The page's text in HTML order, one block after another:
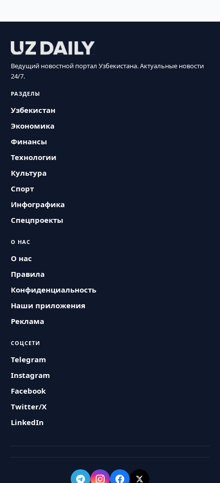
Ведущий новостной портал Узбекистана. Актуальные новости
24/7.
РАЗДЕЛЫ
Узбекистан
Экономика
Финансы
Технологии
Культура
Спорт
Инфографика
Спецпроекты
О НАС
О нас
Правила
Конфиденциальность
Наши приложения
Реклама
СОЦСЕТИ
Telegram
Instagram
Facebook
Twitter/X
LinkedIn